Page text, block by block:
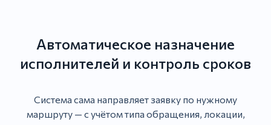
Автоматическое назначение
исполнителей и контроль сроков
Система сама направляет заявку по нужному
маршруту — с учётом типа обращения, локации,